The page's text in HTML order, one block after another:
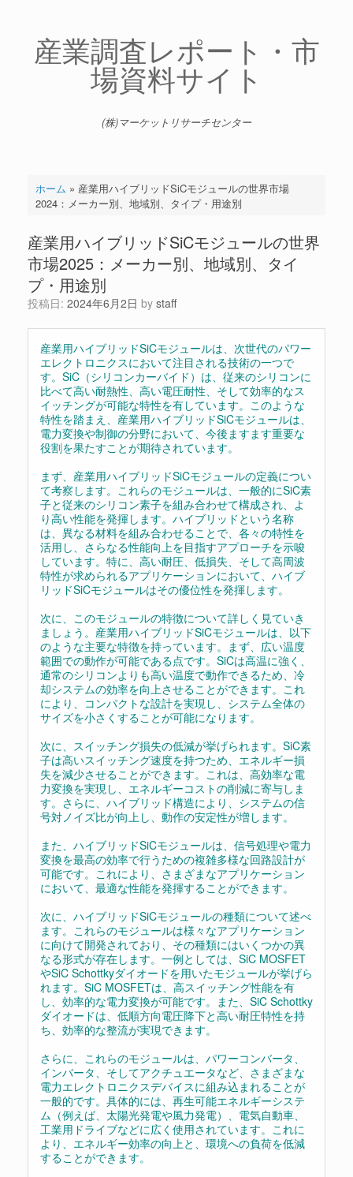
産業調査レポート・市
場資料サイト
(株)マーケットリサーチセンター
ホーム » 産業用ハイブリッドSiCモジュールの世界市場
2024：メーカー別、地域別、タイプ・用途別
産業用ハイブリッドSiCモジュールの世界
市場2025：メーカー別、地域別、タイ
プ・用途別
投稿日: 2024年6月2日 by staff
産業用ハイブリッドSiCモジュールは、次世代のパワー
エレクトロニクスにおいて注目される技術の一つで
す。SiC（シリコンカーバイド）は、従来のシリコンに
比べて高い耐熱性、高い電圧耐性、そして効率的なス
イッチングが可能な特性を有しています。このような
特性を踏まえ、産業用ハイブリッドSiCモジュールは、
電力変換や制御の分野において、今後ますます重要な
役割を果たすことが期待されています。
まず、産業用ハイブリッドSiCモジュールの定義につい
て考察します。これらのモジュールは、一般的にSiC素
子と従来のシリコン素子を組み合わせて構成され、よ
り高い性能を発揮します。ハイブリッドという名称
は、異なる材料を組み合わせることで、各々の特性を
活用し、さらなる性能向上を目指すアプローチを示唆
しています。特に、高い耐圧、低損失、そして高周波
特性が求められるアプリケーションにおいて、ハイブ
リッドSiCモジュールはその優位性を発揮します。
次に、このモジュールの特徴について詳しく見ていき
ましょう。産業用ハイブリッドSiCモジュールは、以下
のような主要な特徴を持っています。まず、広い温度
範囲での動作が可能である点です。SiCは高温に強く、
通常のシリコンよりも高い温度で動作できるため、冷
却システムの効率を向上させることができます。これ
により、コンパクトな設計を実現し、システム全体の
サイズを小さくすることが可能になります。
次に、スイッチング損失の低減が挙げられます。SiC素
子は高いスイッチング速度を持つため、エネルギー損
失を減少させることができます。これは、高効率な電
力変換を実現し、エネルギーコストの削減に寄与しま
す。さらに、ハイブリッド構造により、システムの信
号対ノイズ比が向上し、動作の安定性が増します。
また、ハイブリッドSiCモジュールは、信号処理や電力
変換を最高の効率で行うための複雑多様な回路設計が
可能です。これにより、さまざまなアプリケーション
において、最適な性能を発揮することができます。
次に、ハイブリッドSiCモジュールの種類について述べ
ます。これらのモジュールは様々なアプリケーション
に向けて開発されており、その種類にはいくつかの異
なる形式が存在します。一例としては、SiC MOSFET
やSiC Schottkyダイオードを用いたモジュールが挙げら
れます。SiC MOSFETは、高スイッチング性能を有
し、効率的な電力変換が可能です。また、SiC Schottky
ダイオードは、低順方向電圧降下と高い耐圧特性を持
ち、効率的な整流が実現できます。
さらに、これらのモジュールは、パワーコンバータ、
インバータ、そしてアクチュエータなど、さまざまな
電力エレクトロニクスデバイスに組み込まれることが
一般的です。具体的には、再生可能エネルギーシステ
ム（例えば、太陽光発電や風力発電）、電気自動車、
工業用ドライブなどに広く使用されています。これに
より、エネルギー効率の向上と、環境への負荷を低減
することができます。